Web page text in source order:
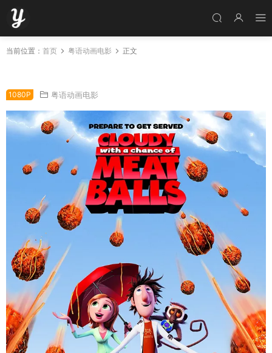
当前位置： 首页 粤语动画电影 正文
1080P 粤语动画电影